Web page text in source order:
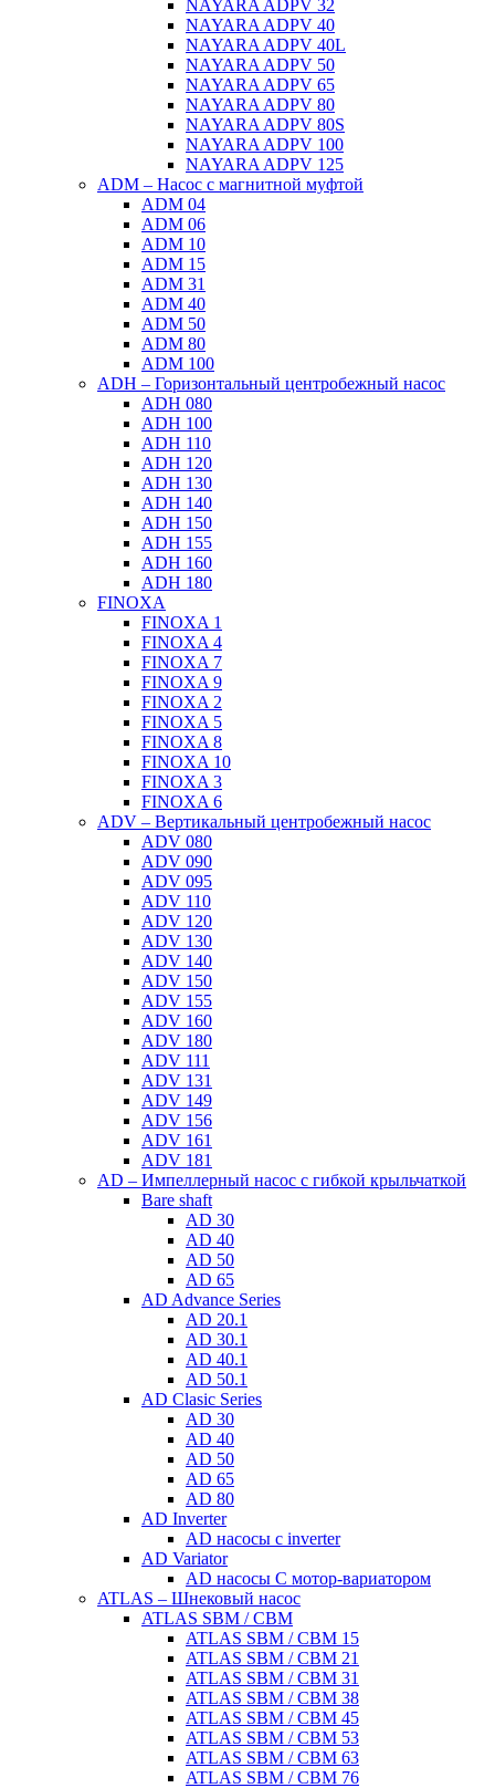
NAYARA ADPV 32
NAYARA ADPV 40
NAYARA ADPV 40L
NAYARA ADPV 50
NAYARA ADPV 65
NAYARA ADPV 80
NAYARA ADPV 80S
NAYARA ADPV 100
NAYARA ADPV 125
ADM – Насос с магнитной муфтой
ADM 04
ADM 06
ADM 10
ADM 15
ADM 31
ADM 40
ADM 50
ADM 80
ADM 100
ADH – Горизонтальный центробежный насос
ADH 080
ADH 100
ADH 110
ADH 120
ADH 130
ADH 140
ADH 150
ADH 155
ADH 160
ADH 180
FINOXA
FINOXA 1
FINOXA 4
FINOXA 7
FINOXA 9
FINOXA 2
FINOXA 5
FINOXA 8
FINOXA 10
FINOXA 3
FINOXA 6
ADV – Вертикальный центробежный насос
ADV 080
ADV 090
ADV 095
ADV 110
ADV 120
ADV 130
ADV 140
ADV 150
ADV 155
ADV 160
ADV 180
ADV 111
ADV 131
ADV 149
ADV 156
ADV 161
ADV 181
AD – Импеллерный насос с гибкой крыльчаткой
Bare shaft
AD 30
AD 40
AD 50
AD 65
AD Advance Series
AD 20.1
AD 30.1
AD 40.1
AD 50.1
AD Clasic Series
AD 30
AD 40
AD 50
AD 65
AD 80
AD Inverter
AD насосы с inverter
AD Variator
AD насосы С мотор-вариатором
ATLAS – Шнековый насос
ATLAS SBM / CBM
ATLAS SBM / CBM 15
ATLAS SBM / CBM 21
ATLAS SBM / CBM 31
ATLAS SBM / CBM 38
ATLAS SBM / CBM 45
ATLAS SBM / CBM 53
ATLAS SBM / CBM 63
ATLAS SBM / CBM 76